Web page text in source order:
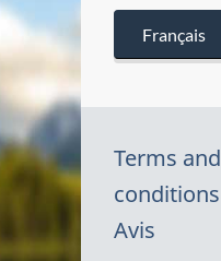
Français
Terms and
conditions
Avis